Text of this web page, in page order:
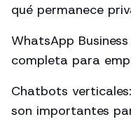
qué permanece
WhatsApp
completa para
Chatbots
son importantes